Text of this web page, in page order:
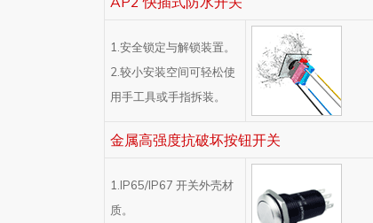
1.安全锁定与解锁装置。
2.较小安装空间可轻松使
用手工具或手指拆装。
金属高强度抗破坏按钮开关
1.IP65/IP67 开关外壳材
质。